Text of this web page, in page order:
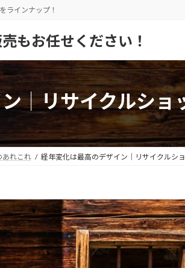
ラインナップ！
もお任せください！
│リサイクルショ
あれこれ 経年変化は最高のデザイン│リサイクルシ